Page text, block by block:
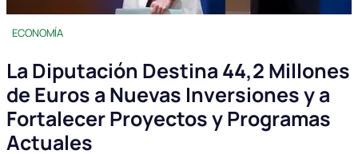
ECONOMÍA
La Diputación Destina 44,2 Millones
de Euros a Nuevas Inversiones y a
Fortalecer Proyectos y Programas
Actuales